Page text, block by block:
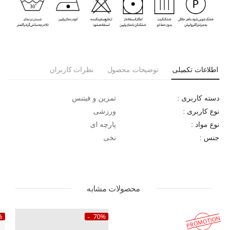
کاربرد: باشگاه، تمرینات سبک، حرکات کششی، پیاده‌روی، فعالیت روزانه
اطلاعات تکمیلی توضیحات محصول نظرات کاربران
دسته کاربری : تمرین و فیتنس
نوع کاربری : ورزشی
نوع مواد : پارچه ای
جنس : نخی
محصولات مشابه
PROMOTION
70%